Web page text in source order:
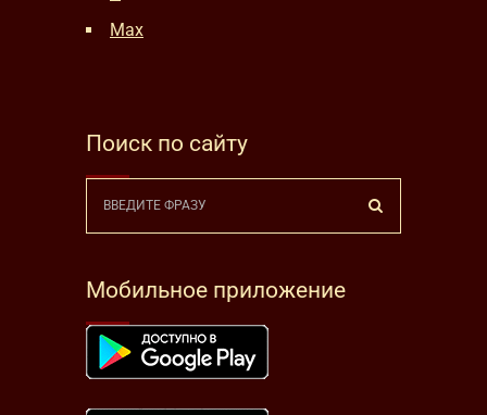
Max
Поиск по сайту
Мобильное приложение